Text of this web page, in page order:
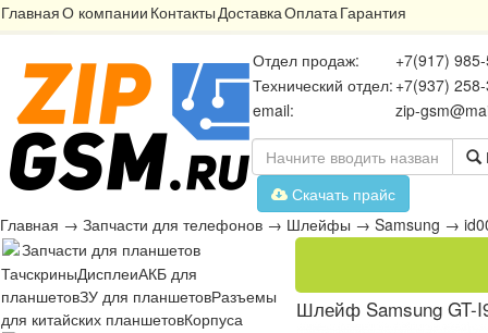
ГлавнаяО компании КонтактыДоставкаОплатаГарантия
Отдел продаж:
+7(917)
Технический отдел: +7(937)
email:
zip-
Скачать прайс
Главная → Запчасти для телефонов → Шлейфы → Samsung →
Запчасти для планшетов
ТачскриныДисплеиАКБ для
планшетовЗУ для планшетовРазъемы
для китайских планшетовКорпуса
Шлейф Samsung GT-